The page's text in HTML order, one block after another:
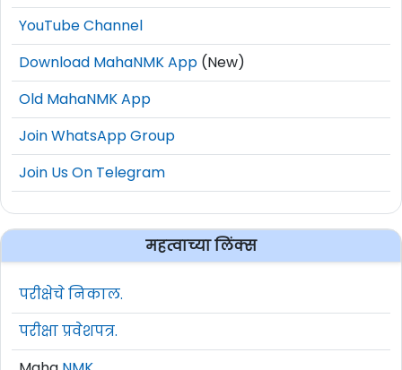
YouTube Channel
Download MahaNMK App (New)
Old MahaNMK App
Join WhatsApp Group
Join Us On Telegram
महत्वाच्या लिंक्स
परीक्षेचे निकाल.
परीक्षा प्रवेशपत्र.